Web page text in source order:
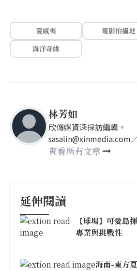
夏威夷
電影拍攝地
海洋奇緣
林芳如
欣傳媒資深採訪編輯。
sasalin@xinmedia.com
happy21917@gmail.com
查看所有文章
延伸閱讀
【球場】可愛島
專業與挑戰性
海南-東方